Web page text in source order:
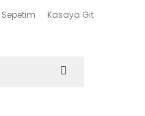
Sepetim Kasaya Git